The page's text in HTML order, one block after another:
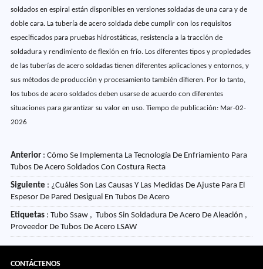
soldados en espiral están disponibles en versiones soldadas de una cara y de
doble cara. La tubería de acero soldada debe cumplir con los requisitos
especificados para pruebas hidrostáticas, resistencia a la tracción de
soldadura y rendimiento de flexión en frío. Los diferentes tipos y propiedades
de las tuberías de acero soldadas tienen diferentes aplicaciones y entornos, y
sus métodos de producción y procesamiento también difieren. Por lo tanto,
los tubos de acero soldados deben usarse de acuerdo con diferentes
situaciones para garantizar su valor en uso. Tiempo de publicación: Mar-02-
2026
Anterior: Cómo Se Implementa La Tecnología De Enfriamiento Para
Tubos De Acero Soldados Con Costura Recta
Siguiente : ¿Cuáles Son Las Causas Y Las Medidas De Ajuste Para El
Espesor De Pared Desigual En Tubos De Acero
Etiquetas: Tubo Ssaw , Tubos Sin Soldadura De Acero De Aleación ,
Proveedor De Tubos De Acero LSAW
CONTÁCTENOS